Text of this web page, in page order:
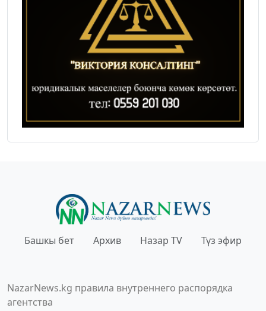
Башкы бет Архив Назар TV Түз эфир
NazarNews.kg правила внутреннего распорядка
агентства